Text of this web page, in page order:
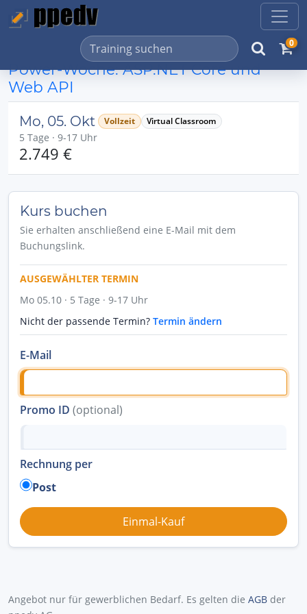
0
Power-Woche: ASP.NET Core und
Web API
Mo, 05. Okt Vollzeit Virtual Classroom
5 Tage · 9-17 Uhr
2.749 €
Kurs buchen
Sie erhalten anschließend eine E-Mail mit dem
Buchungslink.
AUSGEWÄHLTER TERMIN
Mo 05.10 · 5 Tage · 9-17 Uhr
Nicht der passende Termin? Termin ändern
E-Mail
Promo ID (optional)
Rechnung per
Post
Angebot nur für gewerblichen Bedarf. Es gelten die AGB der